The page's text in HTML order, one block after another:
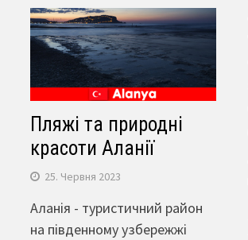
Пляжі та природні
красоти Аланії
25. Червня 2023
Аланія - туристичний район
на південному узбережжі